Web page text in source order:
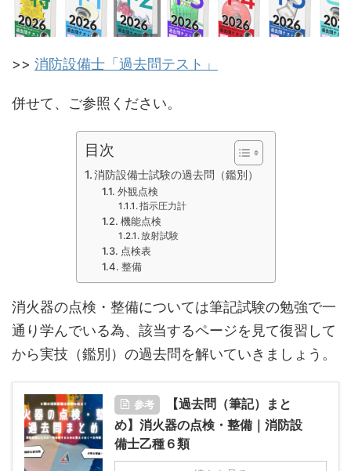
>> 消防設備士「過去問テスト」
併せて、ご参照ください。
目次
消防設備士試験の過去問（鑑別）
外観点検
指示圧力計
機能点検
放射試験
点検表
整備
消火器の点検・整備については筆記試験の勉強で一
通り学んでいる為、該当するページを見て復習して
から実技（鑑別）の過去問を解いていきましょう。
参考
【過去問（筆記）まと
め】消火器の点検・整備｜消防設
備士乙種６類